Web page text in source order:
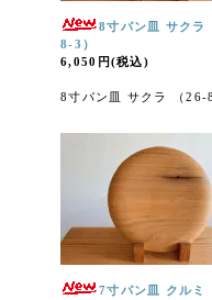
8寸パン皿 サクラ
8-3）
6,050円(税込)
8寸パン皿 サクラ （26-
7寸パン皿 クルミ